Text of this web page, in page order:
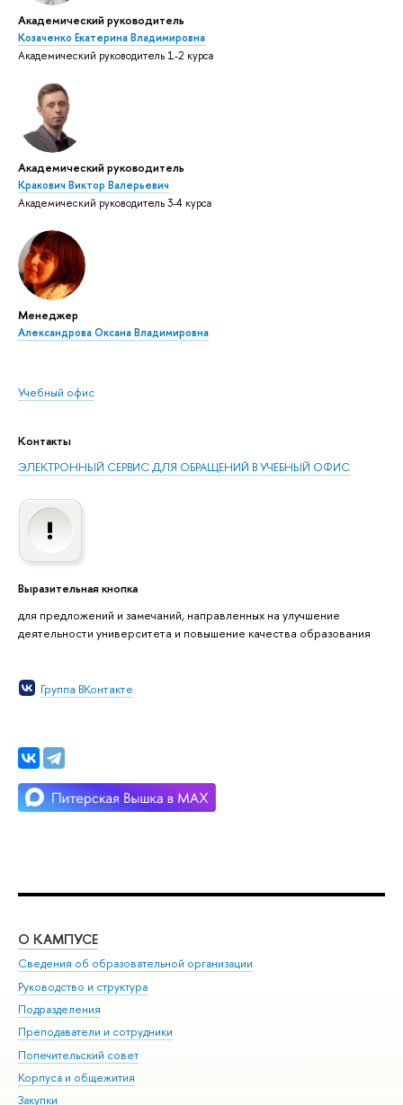
Академический руководитель
Козаченко Екатерина Владимировна
Академический руководитель 1-2 курса
Академический руководитель
Кракович Виктор Валерьевич
Академический руководитель 3-4 курса
Менеджер
Александрова Оксана Владимировна
Учебный офис
Контакты
ЭЛЕКТРОННЫЙ СЕРВИС ДЛЯ ОБРАЩЕНИЙ В УЧЕБНЫЙ ОФИС
Выразительная кнопка
для предложений и замечаний, направленных на улучшение
деятельности университета и повышение качества образования
Группа ВКонтакте
О КАМПУСЕ
Сведения об образовательной организации
Руководство и структура
Подразделения
Преподаватели и сотрудники
Попечительский совет
Корпуса и общежития
Закупки